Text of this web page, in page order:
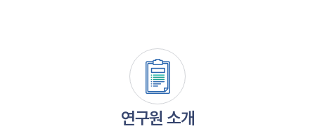
연구원 소개